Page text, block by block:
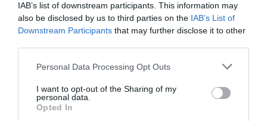
IAB’s list of downstream participants. This information may
also be disclosed by us to third parties on the IAB’s List of
Downstream Participants that may further disclose it to other
Please note that this website/app uses one or more Google
not limited to your visit or usage behaviour. You may click to
grant or deny consent to Google and its third-party tags to
use your data for below specified purposes in below Google
Personal Data Processing Opt Outs
I want to opt-out of the Sharing of my
personal data.
Opted In
Ελλάδα στη 19η θέση ανάμεσα στα 27 κράτη –
μέλη της Ευρωπαϊκής Ένωσης με τα πιο
υψηλά ποσοστά online shoppers. Γενικά, η
Ελλάδα δεν απέχει πολύ από τον μέσο
Κοινοτικό όρο: το περασμένο έτος το 74%
των Ευρωπαίων – κατά μέσο όρο – έκανε